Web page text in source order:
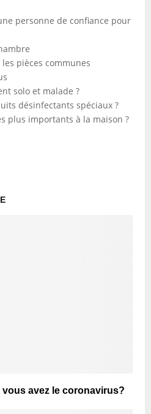
personne de confiance pour
pièces communes
solo et malade ?
désinfectants spéciaux ?
plus importants à la maison ?
avez le coronavirus?